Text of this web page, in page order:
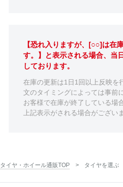
【恐れ入りますが、[○○]は在
す。】と表示される場合、当
しております。
在庫の更新は1日1回以上反映を
文のタイミングによっては事前
お客様で在庫が終了している場
上記表示がされる場合がござい
タイヤ・ホイール通販TOP タイヤを選ぶ